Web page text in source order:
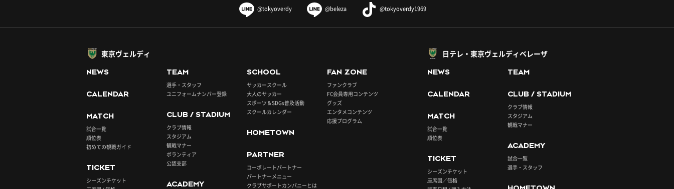
@tokyoverdy @beleza @tokyoverdy1969
東京ヴェルディ
NEWS
CALENDAR
MATCH
試合一覧
順位表
初めての観戦ガイド
TICKET
シーズンチケット
TEAM
選手・スタッフ
ユニフォームナンバー登録
CLUB / STADIUM
クラブ情報
スタジアム
観戦マナー
ボランティア
公認支部
ACADEMY
SCHOOL
サッカースクール
大人のサッカー
スポーツ＆SDGs普及活動
スクールカレンダー
HOMETOWN
PARTNER
コーポレートパートナー
パートナーメニュー
クラブサポートカンパニーとは
FAN ZONE
ファンクラブ
FC会員専用コンテンツ
グッズ
エンタメコンテンツ
応援プログラム
日テレ・東京ヴェルディベレーザ
NEWS
CALENDAR
MATCH
試合一覧
順位表
TICKET
シーズンチケット
座席図／価格
TEAM
CLUB / STADIUM
クラブ情報
スタジアム
観戦マナー
ACADEMY
試合一覧
選手・スタッフ